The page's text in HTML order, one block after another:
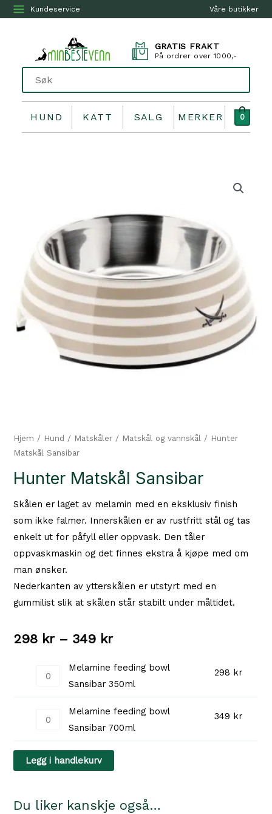
Våre butikker
Kundeservice
GRATIS FRAKT
På ordrer over 1000,-
HUND KATT SALG MERKER 0
Hjem / Hund / Matskåler / Matskål og vannskål / Hunter
Matskål Sansibar
Hunter Matskål Sansibar
Skålen er laget av melamin med en eksklusiv finish
som ikke falmer. Innerskålen er av rustfritt stål og tas
enkelt ut for påfyll eller oppvask. Den tåler
oppvaskmaskin og det finnes ekstra å kjøpe med om
man ønsker.
Nederkanten av ytterskålen er utstyrt med en
gummilist slik at skålen står stabilt under måltidet.
298 kr – 349 krPrisområde:
298 kr
til
349 kr
Melamine
Sansibar
antall
Melamine feeding bowl
Sansibar 350ml
298 kr
Melamine
bowl
Sansibar
antall
Melamine feeding bowl
Sansibar 700ml
349 kr
Legg i handlekurv
Du liker kanskje også…